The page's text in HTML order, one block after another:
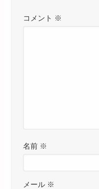
コメント ※
名前 ※
メール ※